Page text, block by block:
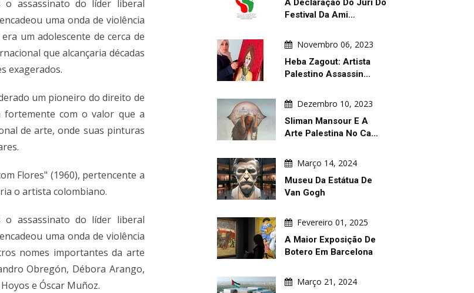
assassinato do líder liberal
uma onda de violência
um adolescente de cerca de
que alcançaria décadas
exagerados.
um pioneiro do direito de
fortemente com o valor que a
de arte, onde suas pinturas
Flores" (1960), pertencente a
o artista colombiano.
assassinato do líder liberal
uma onda de violência
nomes importantes da arte
Obregón, Débora Arango,
e Óscar Muñoz.
A Declaração Do Júri Do
Festival Da Ami…
Novembro 06, 2023
Heba Zagout: Artista
Palestino Assassin…
Dezembro 10, 2023
Sliman Mansour E A
Arte Palestina No Ca…
Março 14, 2024
Museu Da Estátua De
Van Gogh
Fevereiro 01, 2025
A Maior Exposição De
Botero Em Barcelona
Março 21, 2024